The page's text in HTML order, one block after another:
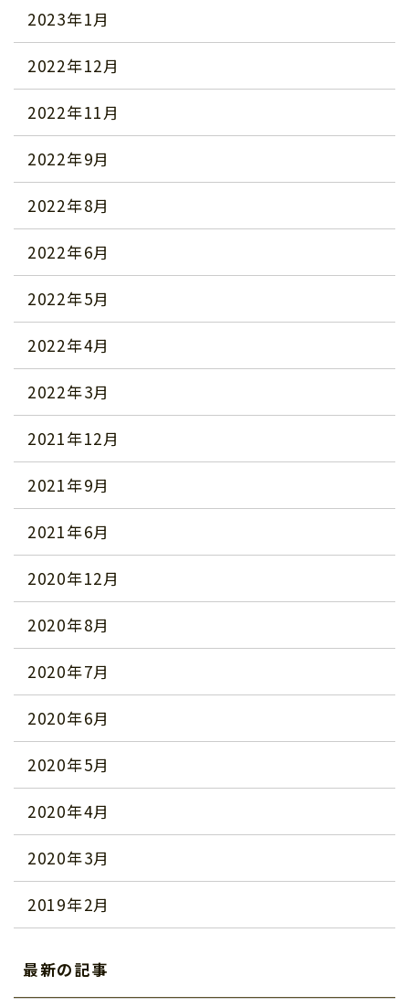
2023年1月
2022年12月
2022年11月
2022年9月
2022年8月
2022年6月
2022年5月
2022年4月
2022年3月
2021年12月
2021年9月
2021年6月
2020年12月
2020年8月
2020年7月
2020年6月
2020年5月
2020年4月
2020年3月
2019年2月
最新の記事